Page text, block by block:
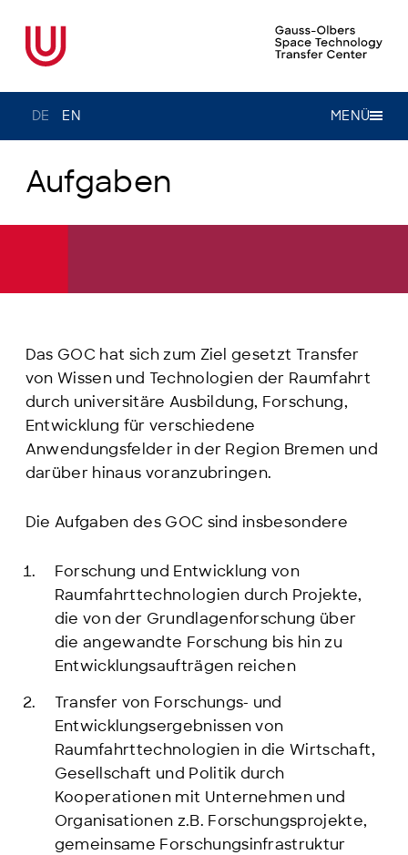
DE EN MENÜ
Aufgaben
Das GOC hat sich zum Ziel gesetzt Transfer
von Wissen und Technologien der Raumfahrt
durch universitäre Ausbildung, Forschung,
Entwicklung für verschiedene
Anwendungsfelder in der Region Bremen und
darüber hinaus voranzubringen.
Die Aufgaben des GOC sind insbesondere
Forschung und Entwicklung von
Raumfahrttechnologien durch Projekte,
die von der Grundlagenforschung über
die angewandte Forschung bis hin zu
Entwicklungsaufträgen reichen
Transfer von Forschungs- und
Entwicklungsergebnissen von
Raumfahrttechnologien in die Wirtschaft,
Gesellschaft und Politik durch
Kooperationen mit Unternehmen und
Organisationen z.B. Forschungsprojekte,
gemeinsame Forschungsinfrastruktur